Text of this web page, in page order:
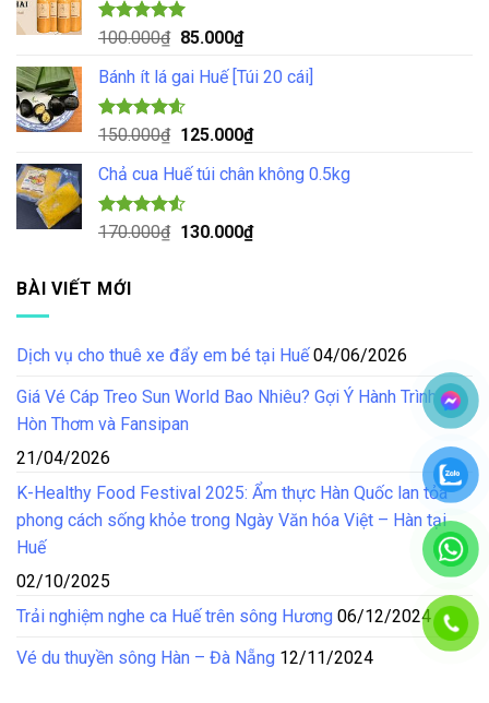
70.000₫.
55.000₫.
Được xếp
5.00
5 sao
100.000₫ Giá
là:
100.000₫.
85.000₫Giá
tại
85.000₫.
Bánh ít lá gai Huế [Túi 20 cái]
Được xếp
4.57
5 sao
150.000₫ Giá
là:
150.000₫.
125.000₫Giá
tại
125.000₫.
Chả cua Huế túi chân không 0.5kg
Được xếp
4.50
170.000₫ Giá
130.000₫Giá
BÀI VIẾT MỚI
Dịch vụ cho thuê xe đẩy em bé tại Huế 04/06/2026
Giá Vé Cáp Treo Sun World Bao Nhiêu? Gợi Ý Hành Trình Tại
Hòn Thơm và Fansipan
21/04/2026
K-Healthy Food Festival 2025: Ẩm thực Hàn Quốc lan tỏa
phong cách sống khỏe trong Ngày Văn hóa Việt – Hàn tại
Huế
02/10/2025
Trải nghiệm nghe ca Huế trên sông Hương 06/12/2024
Vé du thuyền sông Hàn – Đà Nẵng 12/11/2024